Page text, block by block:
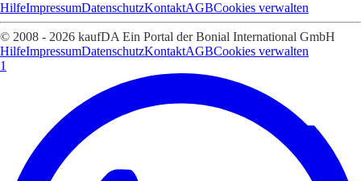
HilfeImpressumDatenschutzKontaktAGBCookies verwalten
© 2008 - 2026 kaufDA Ein Portal der Bonial International GmbH
HilfeImpressumDatenschutzKontaktAGBCookies verwalten
1